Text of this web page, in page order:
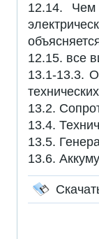
12.14. Чем
12.15. все
13.1-13.3.
13.2.
13.4.
13.5.
13.6.